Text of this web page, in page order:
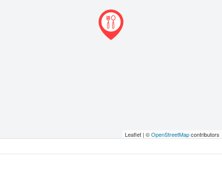
Leaflet | ©OpenStreetMapcontributors